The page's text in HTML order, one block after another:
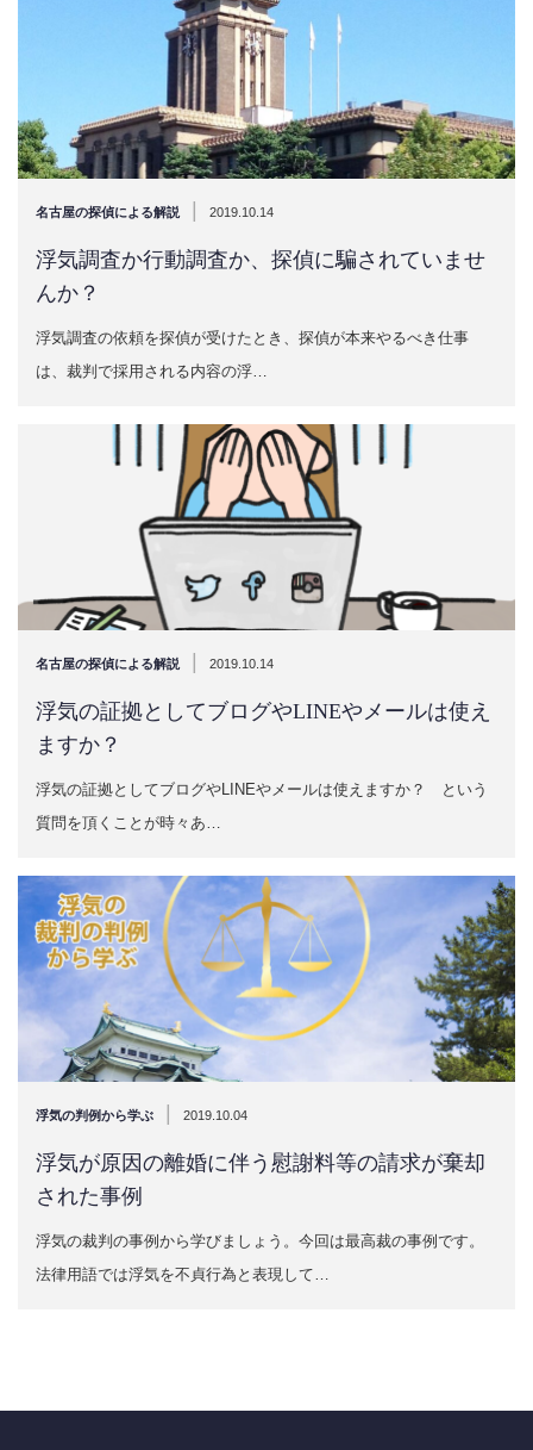
名古屋の探偵による解説 | 2019.10.14
浮気調査か行動調査か、探偵に騙されていませ
んか？
浮気調査の依頼を探偵が受けたとき、探偵が本来やるべき仕事
は、裁判で採用される内容の浮…
名古屋の探偵による解説 | 2019.10.14
浮気の証拠としてブログやLINEやメールは使え
ますか？
浮気の証拠としてブログやLINEやメールは使えますか？ という
質問を頂くことが時々あ…
浮気の判例から学ぶ 2019.10.04
浮気が原因の離婚に伴う慰謝料等の請求が棄却
された事例
浮気の裁判の事例から学びましょう。今回は最高裁の事例です。
法律用語では浮気を不貞行為と表現して…